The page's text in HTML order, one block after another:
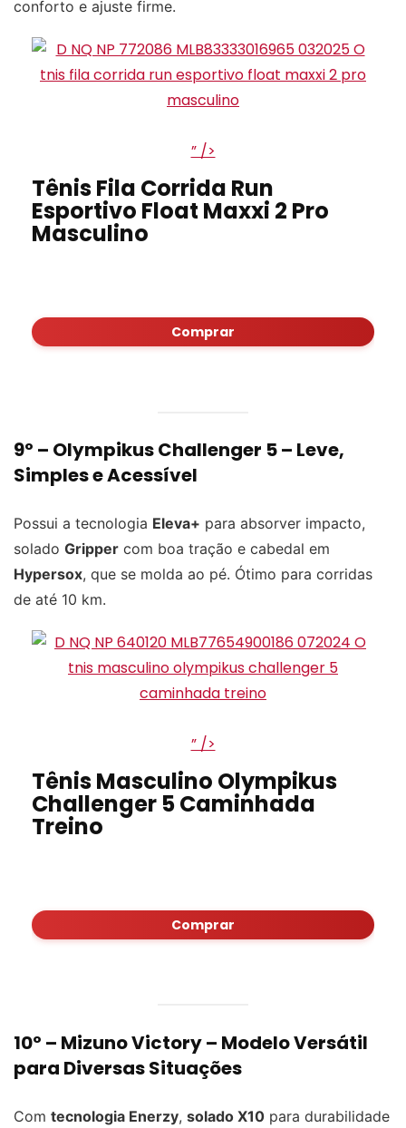
conforto e ajuste firme.
” />
Tênis Fila Corrida Run
Esportivo Float Maxxi 2 Pro
Masculino
Comprar
9º – Olympikus Challenger 5– Leve,
Simples e Acessível
Possui a tecnologia Eleva+ para absorver impacto,
solado Gripper com boa tração e cabedal em
Hypersox, que se molda ao pé. Ótimo para corridas
de até 10 km.
” />
Tênis Masculino Olympikus
Challenger 5 Caminhada
Treino
Comprar
10º – Mizuno Victory– Modelo Versátil
para Diversas Situações
Com tecnologia Enerzy, solado X10 para durabilidade